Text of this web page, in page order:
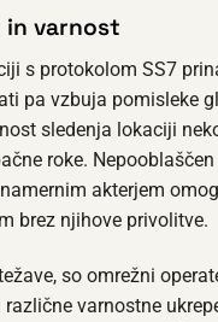
in varnost
s protokolom SS7
pa vzbuja pomisleke
sledenja lokaciji
roke.
akterjem
brez njihove privolitve.
so omrežni
varnostne